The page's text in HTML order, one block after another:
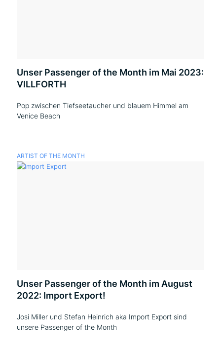
Unser Passenger of the Month im Mai 2023:
VILLFORTH
Pop zwischen Tiefseetaucher und blauem Himmel am
Venice Beach
ARTIST OF THE MONTH
Unser Passenger of the Month im August
2022: Import Export!
Josi Miller und Stefan Heinrich aka Import Export sind
unsere Passenger of the Month